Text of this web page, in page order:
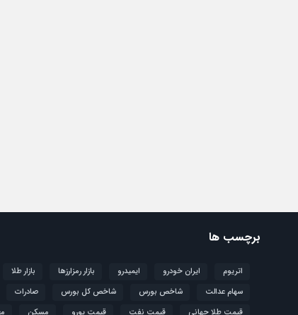
برچسب ها
اتریوم ایران خودرو ایمیدرو بازار رمزارزها بازار طلا
سهام عدالت
شاخص بورس شاخص کل بورس صادرات
قیمت طلا جهانی
قیمت نفت قیمت یورو مسکن